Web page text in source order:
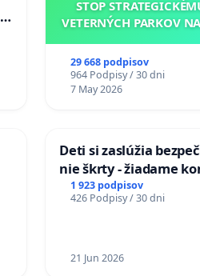
STOP
VETERNÝCH PARKOV
29 668 podpisov
964 Podpisy / 30 dni
7 May 2026
Deti si zaslúžia
nie škrty - žiadame
opatrenia na
školstve
1 923 podpisov
426 Podpisy / 30 dni
21 Jun 2026